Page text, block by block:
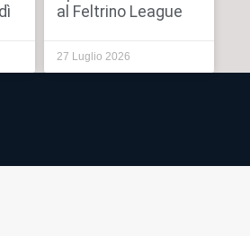
al Feltrino League
27 Luglio 2026